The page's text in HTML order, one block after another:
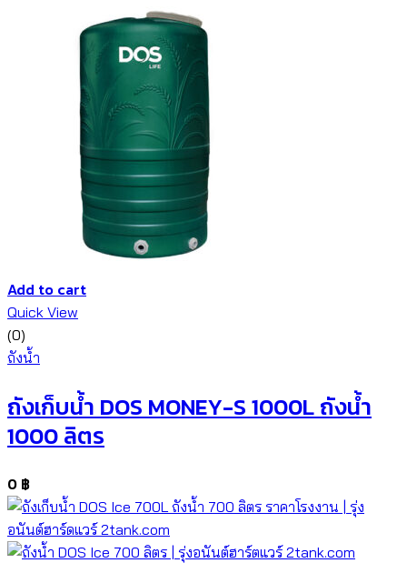
Add to cart
Quick View
(0)
ถังน้ำ
ถังเก็บน้ำ DOS MONEY-S 1000L ถังน้ำ
1000 ลิตร
0 ฿